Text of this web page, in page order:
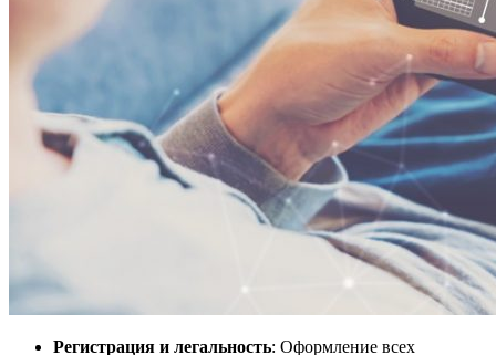
Регистрация и легальность: Оформление всех